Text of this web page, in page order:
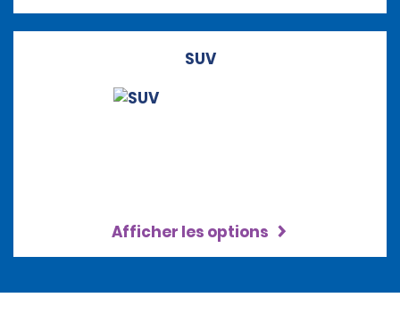
SUV
Afficher les options